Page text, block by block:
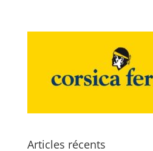
Articles récents